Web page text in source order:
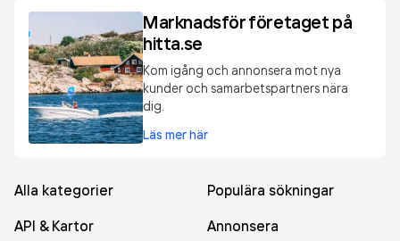
Marknadsför företaget på
hitta.se
Kom igång och annonsera mot nya
kunder och samarbetspartners nära
dig.
Läs mer här
Alla kategorier
Populära sökningar
API & Kartor
Annonsera